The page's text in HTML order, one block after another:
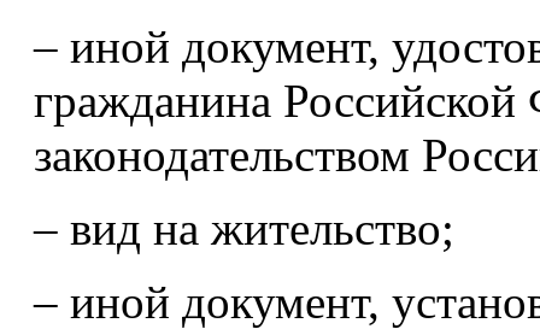
– иной документ,
гражданина Российской
законодательством
– вид на жительство;
– иной документ,